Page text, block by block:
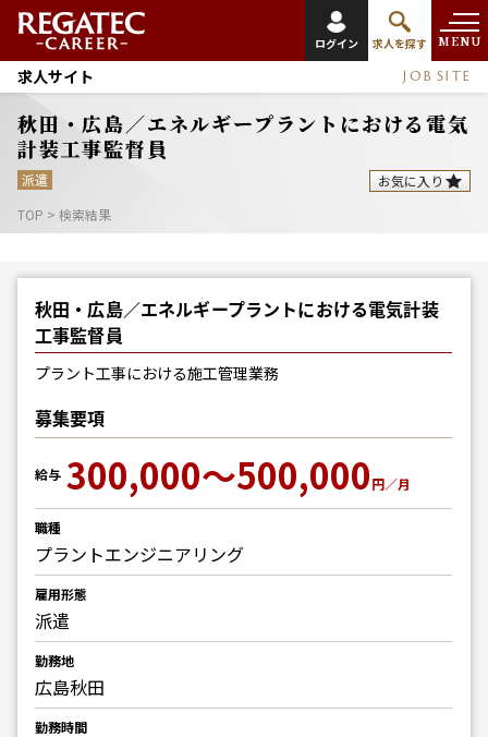
ログイン 求人を探す MENU
求人サイト JOB SITE
秋田・広島／エネルギープラントにおける電気
計装工事監督員
派遣
お気に入り
TOP > 検索結果
秋田・広島／エネルギープラントにおける電気計装
工事監督員
プラント工事における施工管理業務
募集要項
給与 300,000～500,000円／月
職種
プラントエンジニアリング
雇用形態
派遣
勤務地
広島秋田
勤務時間